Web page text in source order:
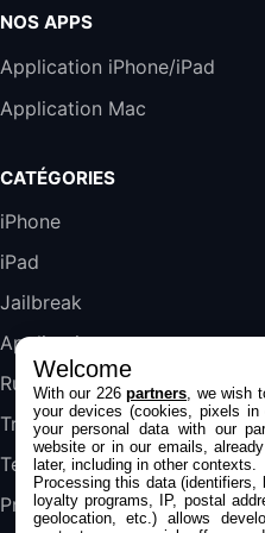
Harman Kardon
289,47€
Blanc
Jeu FIFA 20 sur
45,98€57,99€Rue
NOS APPS
Application iPhone/iPad
Application Mac
CATÉGORIES
iPhone
iPad
Jailbreak
Applications
Rumeurs
Trucs & astuces
Tests
Promos
Welcome
With our 226partners , we wish
your devices (cookies, pixels
your personal data with our
website or in our emails,
later, including in other contexts.
Processing this data (identifiers,
loyalty programs, IP, postal
geolocation, etc.) allows